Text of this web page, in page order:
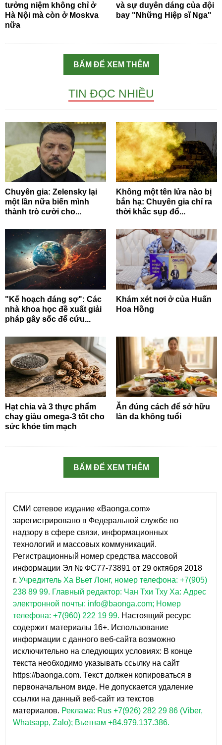
tưởng niệm không chỉ ở
Hà Nội mà còn ở Moskva
nữa
và sự duyên dáng của đội
bay "Những Hiệp sĩ Nga"
BẤM ĐỂ XEM THÊM
TIN ĐỌC NHIỀU
Chuyên gia: Zelensky lại
một lần nữa biến mình
thành trò cười cho...
Không một tên lửa nào bị
bắn hạ: Chuyên gia chỉ ra
thời khắc sụp đổ...
"Kế hoạch đáng sợ": Các
nhà khoa học đề xuất giải
pháp gây sốc để cứu...
Khám xét nơi ở của Huấn
Hoa Hồng
Hạt chia và 3 thực phẩm
chay giàu omega-3 tốt cho
sức khỏe tim mạch
Ăn đúng cách để sở hữu
làn da không tuổi
BẤM ĐỂ XEM THÊM
СМИ сетевое издание «Baonga.com»
зарегистрировано в Федеральной службе по
надзору в сфере связи, информационных
технологий и массовых коммуникаций.
Регистрационный номер средства массовой
информации Эл № ФС77-73891 от 29 октября 2018
г. Учредитель Ха Вьет Лонг, номер телефона: +7(905)
238 89 99. Главный редактор: Чан Тхи Тху Ха: Адрес
электронной почты: info@baonga.com; Номер
телефона: +7(960) 222 19 99. Настоящий ресурс
содержит материалы 16+. Использование
информации с данного веб-сайта возможно
исключительно на следующих условиях: В конце
текста необходимо указывать ссылку на сайт
https://baonga.com. Текст должен копироваться в
первоначальном виде. Не допускается удаление
ссылки на данный веб-сайт из текстов
материалов. Реклама: Rus +7(926) 282 29 86 (Viber,
Whatsapp, Zalo); Вьетнам +84.979.137.386.